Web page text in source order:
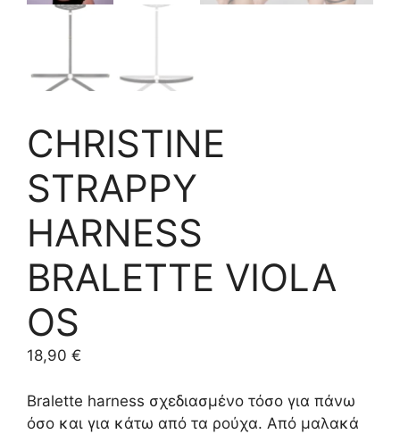
CHRISTINE
STRAPPY
HARNESS
BRALETTE VIOLA
OS
18,90 €
Bralette harness σχεδιασμένο τόσο για πάνω
όσο και για κάτω από τα ρούχα. Από μαλακά